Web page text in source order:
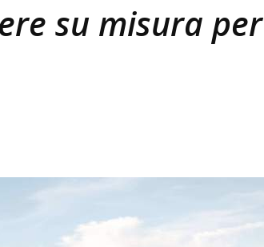
su misura per